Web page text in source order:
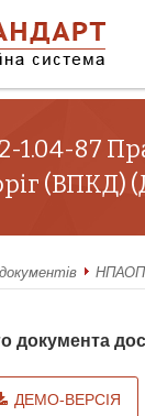
87
(ВПКД)
документа
ДЕМО-ВЕРСІЯ